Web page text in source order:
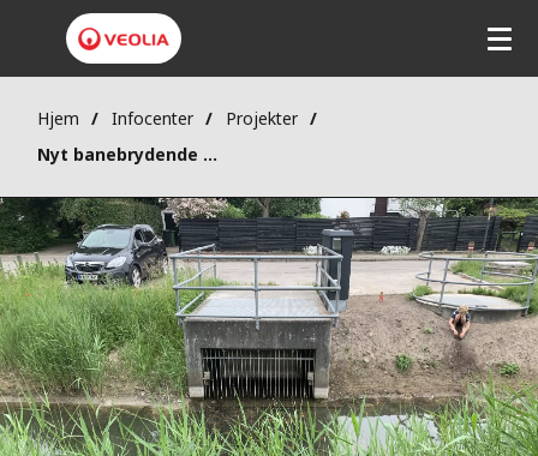
Hjem Infocenter
Projekter
Nyt banebrydende projekt: Datadrevne løsninger skal nedbringe overløb og forbedre vandmiljøet